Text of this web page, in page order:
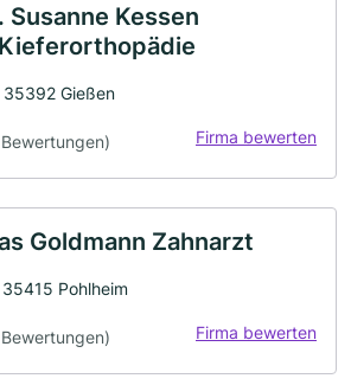
Kessen
35392 Gießen
Firma bewerten
Goldmann Zahnarzt
Pohlheim
Firma bewerten